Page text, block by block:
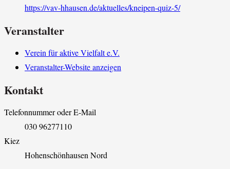
https://vav-hhausen.de/aktuelles/kneipen-quiz-5/
Veranstalter
Verein für aktive Vielfalt e.V.
Veranstalter-Website anzeigen
Kontakt
Telefonnummer oder E-Mail
030 96277110
Kiez
Hohenschönhausen Nord